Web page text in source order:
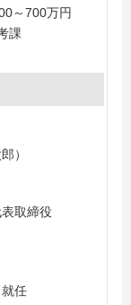
～700万円
課
）
取締役
任